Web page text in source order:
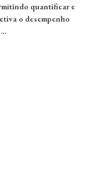
quantificar e
o desempenho
…